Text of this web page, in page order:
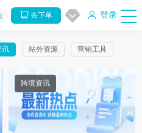
去下单 登录
讯 站外资源 营销工具
跨境资讯